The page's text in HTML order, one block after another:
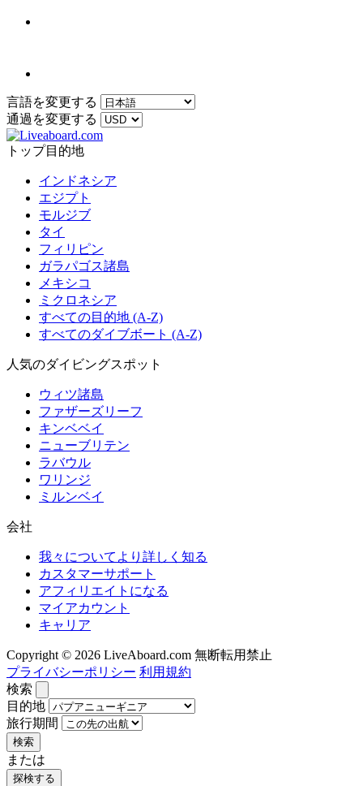
言語を変更する
通過を変更する
トップ目的地
インドネシア
エジプト
モルジブ
タイ
フィリピン
ガラパゴス諸島
メキシコ
ミクロネシア
すべての目的地 (A-Z)
すべてのダイブボート (A-Z)
人気のダイビングスポット
ウィツ諸島
ファザーズリーフ
キンベベイ
ニューブリテン
ラバウル
ワリンジ
ミルンベイ
会社
我々についてより詳しく知る
カスタマーサポート
アフィリエイトになる
マイアカウント
キャリア
Copyright © 2026 LiveAboard.com 無断転用禁止
プライバシーポリシー 利用規約
検索
目的地
旅行期間
検索
または
探検する